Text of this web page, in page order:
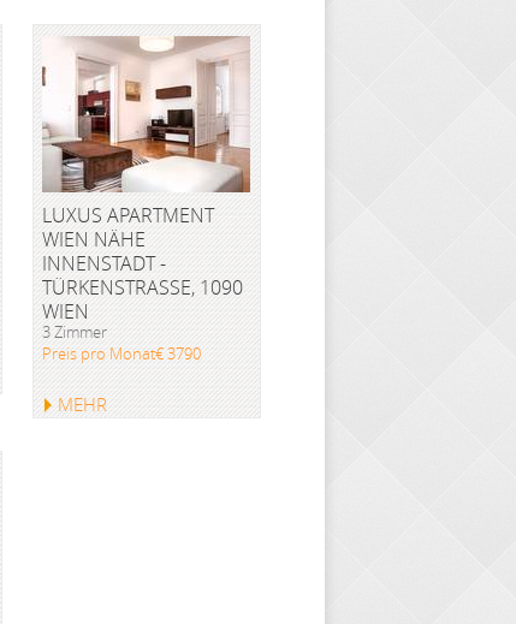
LUXUS APARTMENT
WIEN NÄHE
INNENSTADT -
TÜRKENSTRASSE, 1090 W
IEN
3 Zimmer
Preis pro Monat€ 3790
MEHR